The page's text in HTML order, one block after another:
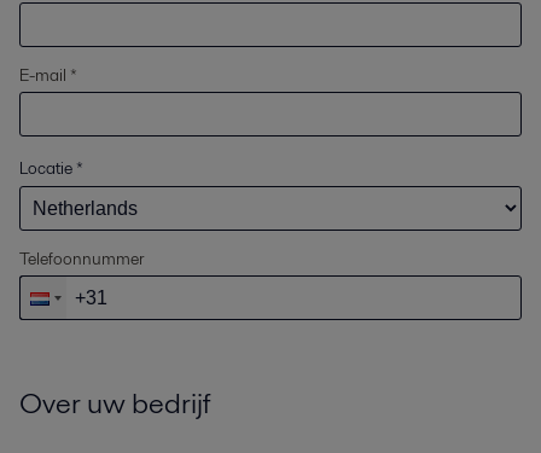
E-mail *
Locatie *
Telefoonnummer
Over uw bedrijf